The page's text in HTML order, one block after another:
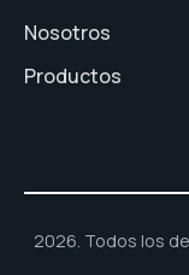
Nosotros
Productos
2026. Todos los